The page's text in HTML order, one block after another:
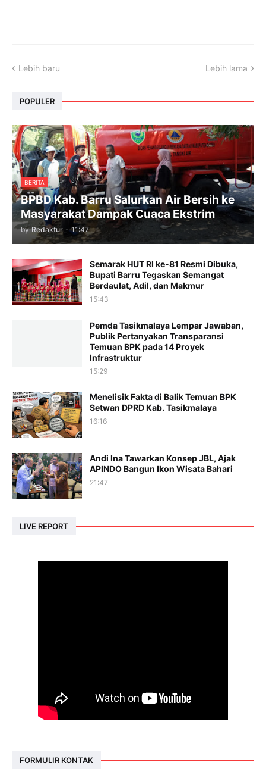
Lebih baru Lebih lama
POPULER
BERITA
BPBD Kab. Barru Salurkan Air Bersih ke
Masyarakat Dampak Cuaca Ekstrim
by Redaktur - 11:47
Semarak HUT RI ke-81 Resmi Dibuka,
Bupati Barru Tegaskan Semangat
Berdaulat, Adil, dan Makmur
15:43
Pemda Tasikmalaya Lempar Jawaban,
Publik Pertanyakan Transparansi
Temuan BPK pada 14 Proyek
Infrastruktur
15:29
Menelisik Fakta di Balik Temuan BPK
Setwan DPRD Kab. Tasikmalaya
16:16
Andi Ina Tawarkan Konsep JBL, Ajak
APINDO Bangun Ikon Wisata Bahari
21:47
LIVE REPORT
FORMULIR KONTAK